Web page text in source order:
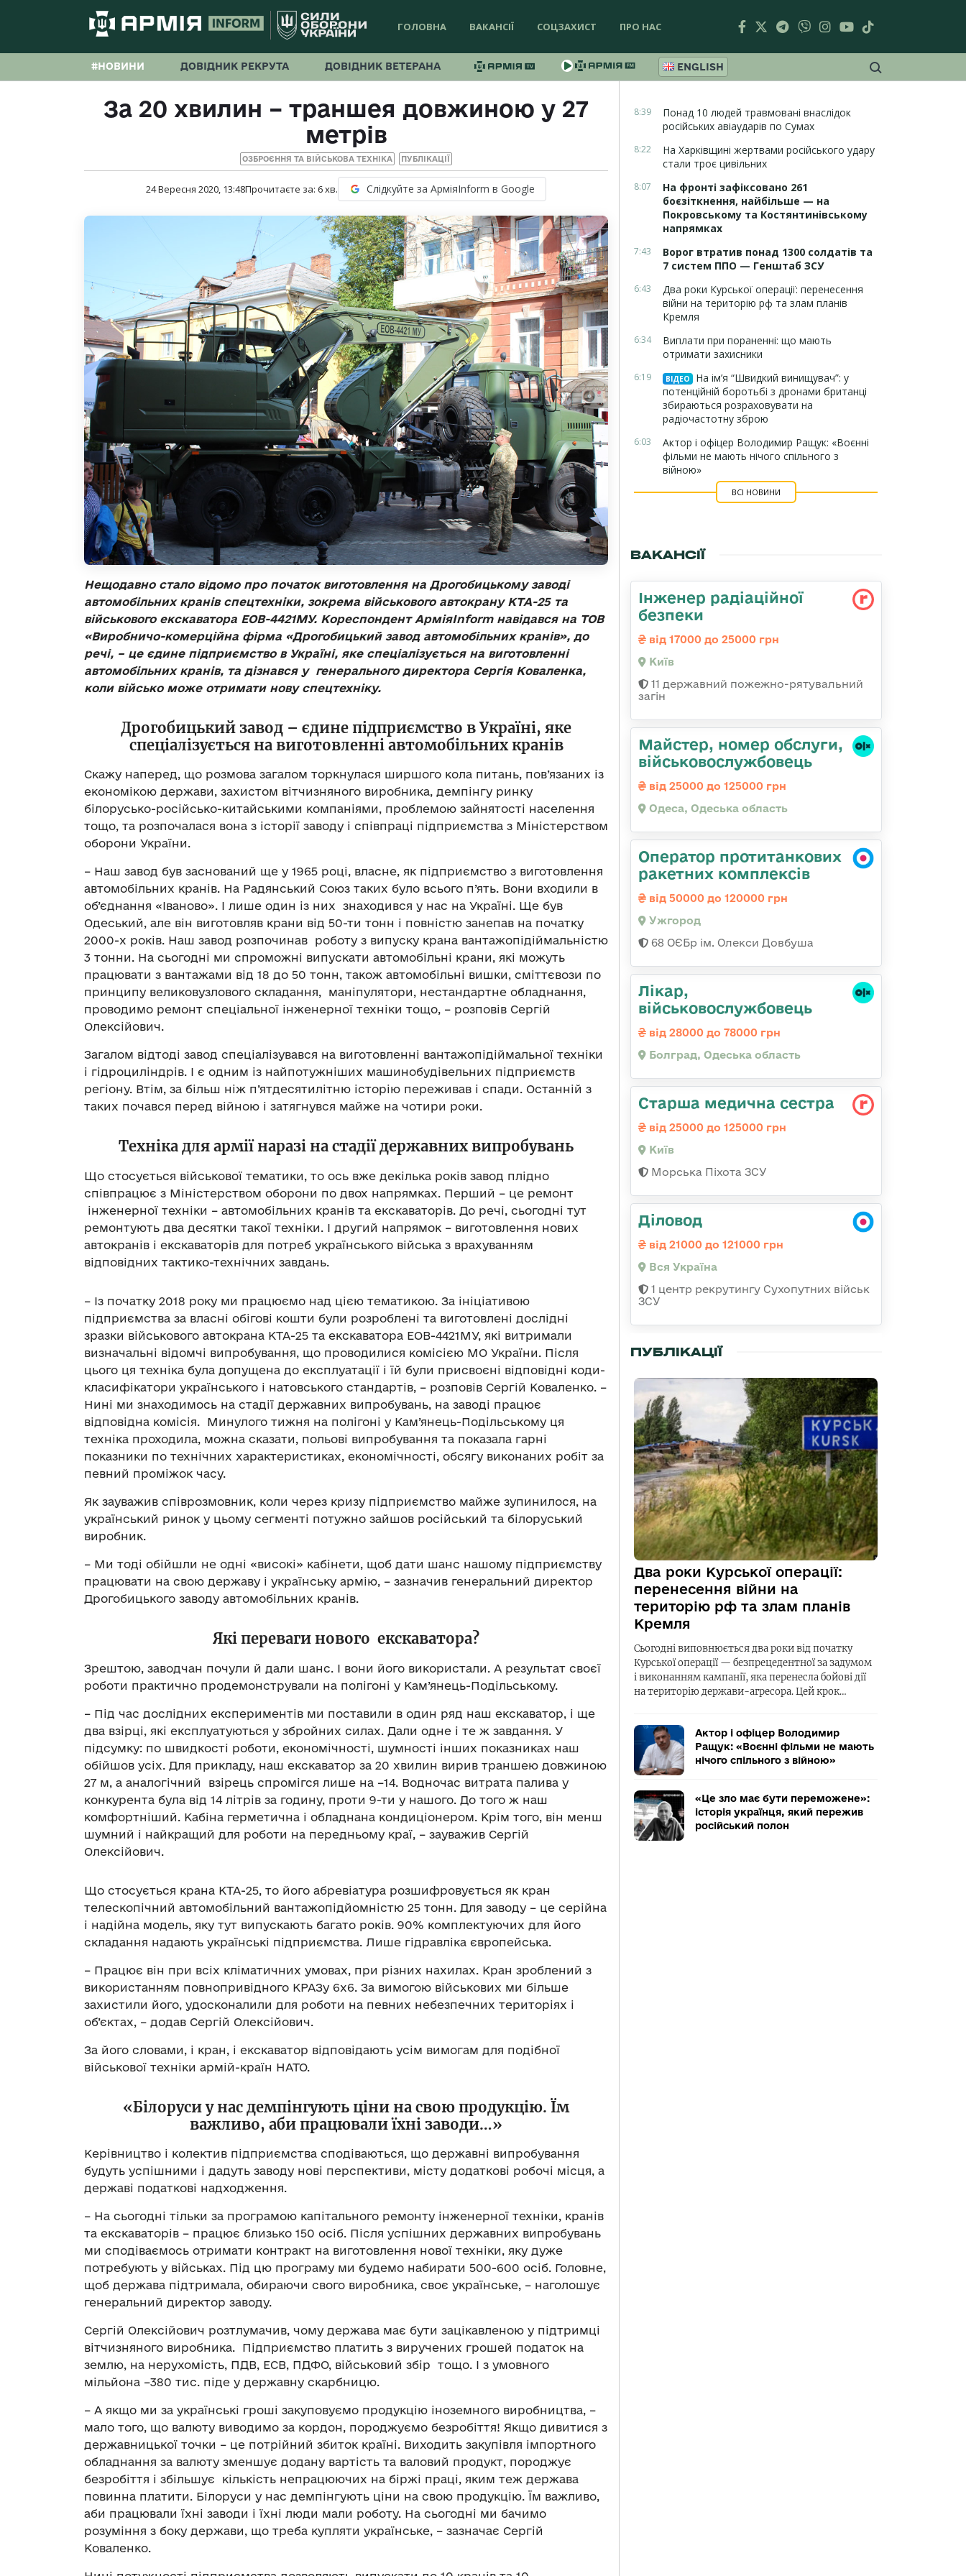
ГОЛОВНА ВАКАНСІЇ СОЦЗАХИСТ ПРО НАС
#НОВИНИ ДОВІДНИК РЕКРУТА ДОВІДНИК ВЕТЕРАНА ENGLISH
За 20 хвилин – траншея довжиною у 27
метрів
ОЗБРОЄННЯ ТА ВІЙСЬКОВА ТЕХНІКА ПУБЛІКАЦІЇ
24 Вересня 2020, 13:48Прочитаєте за: 6хв. Слідкуйте за АрміяInform в Google
Нещодавно стало відомо про початок виготовлення на Дрогобицькому заводі
автомобільних кранів спецтехніки, зокрема військового автокрану КТА-25 та
військового екскаватора ЕОВ-4421МУ. Кореспондент АрміяInform навідався на ТОВ
«Виробничо-комерційна фірма «Дрогобицький завод автомобільних кранів», до
речі, – це єдине підприємство в Україні, яке спеціалізується на виготовленні
автомобільних кранів, та дізнався у генерального директора Сергія Коваленка,
коли військо може отримати нову спецтехніку.
Дрогобицький завод – єдине підприємство в Україні, яке
спеціалізується на виготовленні автомобільних кранів
Скажу наперед, що розмова загалом торкнулася ширшого кола питань, пов’язаних із
економікою держави, захистом вітчизняного виробника, демпінгу ринку
білорусько-російсько-китайськими компаніями, проблемою зайнятості населення
тощо, та розпочалася вона з історії заводу і співпраці підприємства з Міністерством
оборони України.
– Наш завод був заснований ще у 1965 році, власне, як підприємство з виготовлення
автомобільних кранів. На Радянський Союз таких було всього п’ять. Вони входили в
об’єднання «Іваново». І лише один із них знаходився у нас на Україні. Ще був
Одеський, але він виготовляв крани від 50-ти тонн і повністю занепав на початку
2000-х років. Наш завод розпочинав роботу з випуску крана вантажопідіймальністю
3 тонни. На сьогодні ми спроможні випускати автомобільні крани, які можуть
працювати з вантажами від 18 до 50 тонн, також автомобільні вишки, сміттєвози по
принципу великовузлового складання, маніпулятори, нестандартне обладнання,
проводимо ремонт спеціальної інженерної техніки тощо, – розповів Сергій
Олексійович.
Загалом відтоді завод спеціалізувався на виготовленні вантажопідіймальної техніки
і гідроциліндрів. І є одним із найпотужніших машинобудівельних підприємств
регіону. Втім, за більш ніж п’ятдесятилітню історію переживав і спади. Останній з
таких почався перед війною і затягнувся майже на чотири роки.
Техніка для армії наразі на стадії державних випробувань
Що стосується військової тематики, то ось вже декілька років завод плідно
співпрацює з Міністерством оборони по двох напрямках. Перший – це ремонт
інженерної техніки – автомобільних кранів та екскаваторів. До речі, сьогодні тут
ремонтують два десятки такої техніки. І другий напрямок – виготовлення нових
автокранів і екскаваторів для потреб українського війська з врахуванням
відповідних тактико-технічних завдань.
– Із початку 2018 року ми працюємо над цією тематикою. За ініціативою
підприємства за власні обігові кошти були розроблені та виготовлені дослідні
зразки військового автокрана КТА-25 та екскаватора ЕОВ-4421МУ, які витримали
визначальні відомчі випробування, що проводилися комісією МО України. Після
цього ця техніка була допущена до експлуатації і їй були присвоєні відповідні коди-
класифікатори українського і натовського стандартів, – розповів Сергій Коваленко. –
Нині ми знаходимось на стадії державних випробувань, на заводі працює
відповідна комісія. Минулого тижня на полігоні у Кам’янець-Подільському ця
техніка проходила, можна сказати, польові випробування та показала гарні
показники по технічних характеристиках, економічності, обсягу виконаних робіт за
певний проміжок часу.
Як зауважив співрозмовник, коли через кризу підприємство майже зупинилося, на
український ринок у цьому сегменті потужно зайшов російський та білоруський
виробник.
– Ми тоді обійшли не одні «високі» кабінети, щоб дати шанс нашому підприємству
працювати на свою державу і українську армію, – зазначив генеральний директор
Дрогобицького заводу автомобільних кранів.
Які переваги нового екскаватора?
Зрештою, заводчан почули й дали шанс. І вони його використали. А результат своєї
роботи практично продемонстрували на полігоні у Кам’янець-Подільському.
– Під час дослідних експериментів ми поставили в один ряд наш екскаватор, і ще
два взірці, які експлуатуються у збройних силах. Дали одне і те ж завдання. У
підсумку: по швидкості роботи, економічності, шумності інших показниках наш
обійшов усіх. Для прикладу, наш екскаватор за 20 хвилин вирив траншею довжиною
27 м, а аналогічний взірець спромігся лише на –14. Водночас витрата палива у
конкурента була від 14 літрів за годину, проти 9-ти у нашого. До того ж наш
комфортніший. Кабіна герметична і обладнана кондиціонером. Крім того, він менш
шумний і найкращий для роботи на передньому краї, – зауважив Сергій
Олексійович.
Що стосується крана КТА-25, то його абревіатура розшифровується як кран
телескопічний автомобільний вантажопідйомністю 25 тонн. Для заводу – це серійна
і надійна модель, яку тут випускають багато років. 90% комплектуючих для його
складання надають українські підприємства. Лише гідравліка європейська.
– Працює він при всіх кліматичних умовах, при різних нахилах. Кран зроблений з
використанням повнопривідного КРАЗу 6х6. За вимогою військових ми більше
захистили його, удосконалили для роботи на певних небезпечних територіях і
об’єктах, – додав Сергій Олексійович.
За його словами, і кран, і екскаватор відповідають усім вимогам для подібної
військової техніки армій-країн НАТО.
«Білоруси у нас демпінгують ціни на свою продукцію. Їм
важливо, аби працювали їхні заводи…»
Керівництво і колектив підприємства сподіваються, що державні випробування
будуть успішними і дадуть заводу нові перспективи, місту додаткові робочі місця, а
державі податкові надходження.
– На сьогодні тільки за програмою капітального ремонту інженерної техніки, кранів
та екскаваторів – працює близько 150 осіб. Після успішних державних випробувань
ми сподіваємось отримати контракт на виготовлення нової техніки, яку дуже
потребують у військах. Під цю програму ми будемо набирати 500-600 осіб. Головне,
щоб держава підтримала, обираючи свого виробника, своє українське, – наголошує
генеральний директор заводу.
Сергій Олексійович розтлумачив, чому держава має бути зацікавленою у підтримці
вітчизняного виробника. Підприємство платить з виручених грошей податок на
землю, на нерухомість, ПДВ, ЕСВ, ПДФО, військовий збір тощо. І з умовного
мільйона –380 тис. піде у державну скарбницю.
– А якщо ми за українські гроші закуповуємо продукцію іноземного виробництва, –
мало того, що валюту виводимо за кордон, породжуємо безробіття! Якщо дивитися з
державницької точки – це потрійний збиток країні. Виходить закупівля імпортного
обладнання за валюту зменшує додану вартість та валовий продукт, породжує
безробіття і збільшує кількість непрацюючих на біржі праці, яким теж держава
повинна платити. Білоруси у нас демпінгують ціни на свою продукцію. Їм важливо,
аби працювали їхні заводи і їхні люди мали роботу. На сьогодні ми бачимо
розуміння з боку держави, що треба купляти українське, – зазначає Сергій
Коваленко.
8:39
Понад 10 людей травмовані внаслідок
російських авіаударів по Сумах
8:22
На Харківщині жертвами російського удару
стали троє цивільних
8:07
На фронті зафіксовано 261
боєзіткнення, найбільше — на
Покровському та Костянтинівському
напрямках
7:43
Ворог втратив понад 1300 солдатів та
7 систем ППО — Генштаб ЗСУ
6:43
Два роки Курської операції: перенесення
війни на територію рф та злам планів
Кремля
6:34
Виплати при пораненні: що мають
отримати захисники
6:19 ВІДЕО
На ім’я “Швидкий винищувач”: у
потенційній боротьбі з дронами британці
збираються розраховувати на
радіочастотну зброю
6:03
Актор і офіцер Володимир Ращук: «Воєнні
фільми не мають нічого спільного з
війною»
ВСІ НОВИНИ
ВАКАНСІЇ
Інженер радіаційної
безпеки
від 17000 до 25000 грн
Київ
11 державний пожежно-рятувальний
загін
Майстер, номер обслуги,
військовослужбовець
від 25000 до 125000 грн
Одеса, Одеська область
Оператор протитанкових
ракетних комплексів
від 50000 до 120000 грн
Ужгород
68 ОЄБр ім. Олекси Довбуша
Лікар,
військовослужбовець
від 28000 до 78000 грн
Болград, Одеська область
Старша медична сестра
від 25000 до 125000 грн
Київ
Морська Піхота ЗСУ
Діловод
від 21000 до 121000 грн
Вся Україна
1 центр рекрутингу Сухопутних військ
ЗСУ
ПУБЛІКАЦІЇ
Два роки Курської операції:
перенесення війни на
територію рф та злам планів
Кремля
Сьогодні виповнюється два роки від початку
Курської операції — безпрецедентної за задумом
і виконанням кампанії, яка перенесла бойові дії
на територію держави-агресора. Цей крок…
Актор і офіцер Володимир
Ращук: «Воєнні фільми не мають
нічого спільного з війною»
«Це зло має бути переможене»:
історія українця, який пережив
російський полон